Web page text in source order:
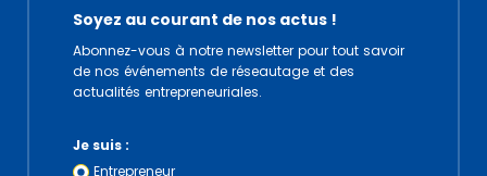
Soyez au courant de nos actus !
Abonnez-vous à notre newsletter pour tout savoir
de nos événements de réseautage et des
actualités entrepreneuriales.
Je suis :
Entrepreneur